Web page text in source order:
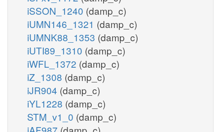
iSSON_1240 (damp_c)
iUMN146_1321 (damp_c)
iUMNK88_1353 (damp_c)
iUTI89_1310 (damp_c)
iWFL_1372 (damp_c)
iZ_1308 (damp_c)
iJR904 (damp_c)
iYL1228 (damp_c)
STM_v1_0 (damp_c)